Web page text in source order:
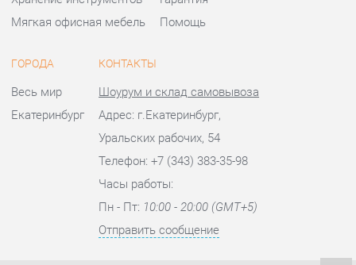
Телефон: +7 (343) 383-35-98
Часы работы:
© 2009-2026 Офисная мебель Екатеринбург